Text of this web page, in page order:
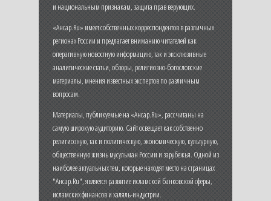
и национальным признакам, защита прав верующих.
«Ансар.Ru» имеет собственных корреспондентов в различных
регионах России и предлагает вниманию читателей как
оперативную новостную информацию, так и эксклюзивные
аналитические статьи, обзоры, религиозно-богословские
материалы, мнения известных экспертов по различным
вопросам.
Материалы, публикуемые на «Ансар.Ru», рассчитаны на
самую широкую аудиторию. Сайт освещает как собственно
религиозную, так и политическую, экономическую, культурную,
общественную жизнь мусульман России и зарубежья. Одной из
наиболее актуальных тем, которые находят место на страницах
"Ансар.Ru", является развитие исламской банковской сферы,
исламских финансов и халяль-индустрии.